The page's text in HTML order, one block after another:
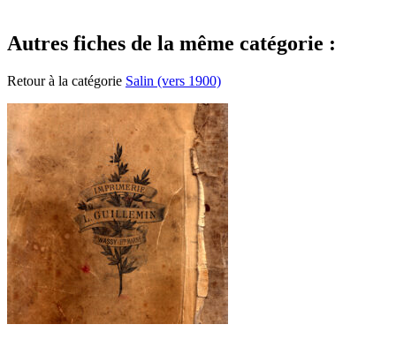
Autres fiches de la même catégorie :
Retour à la catégorie Salin (vers 1900)